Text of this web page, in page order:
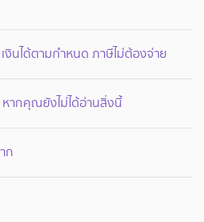
นได้ตามกำหนด ภาษีไม่ต้องจ่าย
ากคุณยังไม่ได้อ่านสิ่งนี้
ก